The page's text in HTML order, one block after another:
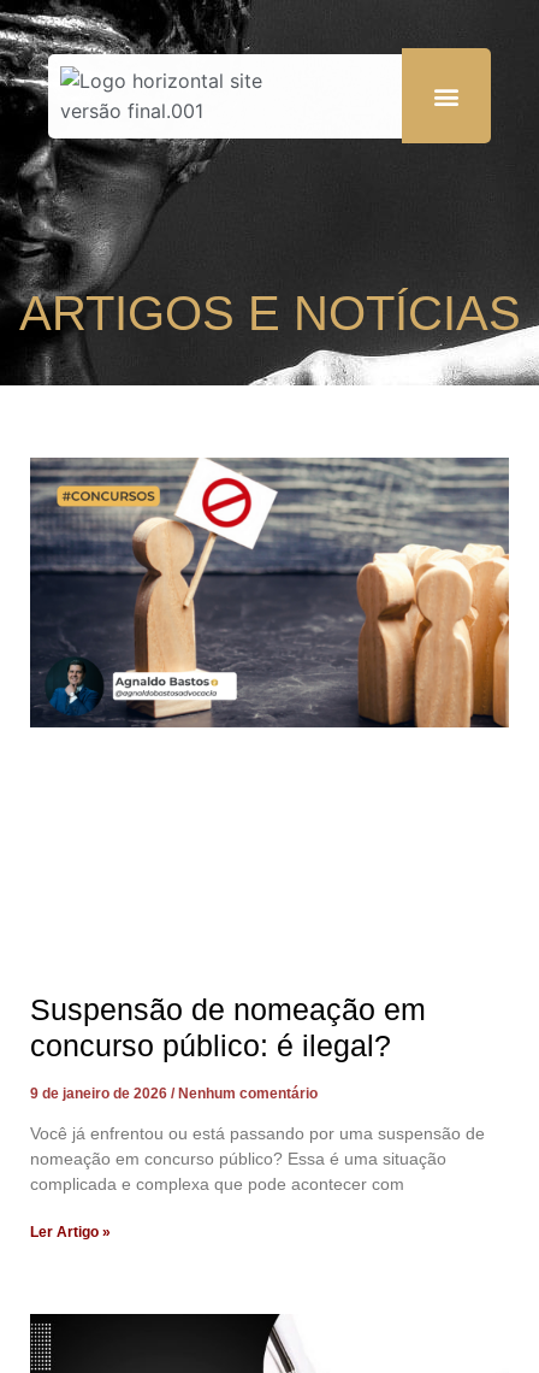
ARTIGOS E NOTÍCIAS
Suspensão de nomeação em
concurso público: é ilegal?
9 de janeiro de 2026 Nenhum comentário
Você já enfrentou ou está passando por uma suspensão de
nomeação em concurso público? Essa é uma situação
complicada e complexa que pode acontecer com
Ler Artigo »